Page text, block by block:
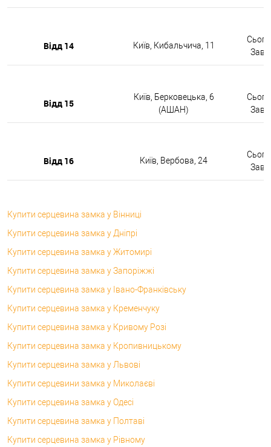
Відд 14 Київ, Кибальчича, 11
Відд 15
Київ, Берковецька, 6
(АШАН)
Відд 16 Київ, Вербова, 24
Купити серцевина замка у Вінниці
Купити серцевина замка у Дніпрі
Купити серцевина замка у Житомирі
Купити серцевина замка у Запоріжжі
Купити серцевина замка у Івано-Франківську
Купити серцевина замка у Кременчуку
Купити серцевина замка у Кривому Розі
Купити серцевина замка у Кропивницькому
Купити серцевина замка у Львові
Купити серцевини замка у Миколаєві
Купити серцевина замка у Одесі
Купити серцевина замка у Полтаві
Купити серцевина замка у Рівному